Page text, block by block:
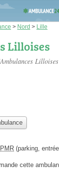
> Nord > Lille
Lilloises
PMR (parking,
cette